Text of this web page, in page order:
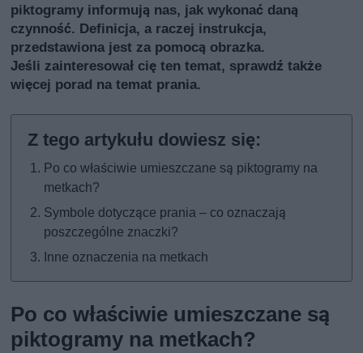
piktogramy informują nas, jak wykonać daną
czynność. Definicja, a raczej instrukcja,
przedstawiona jest za pomocą obrazka.
Jeśli zainteresował cię ten temat, sprawdź także
więcej porad na temat prania.
Po co właściwie umieszczane są piktogramy na
metkach?
Symbole dotyczące prania – co oznaczają
poszczególne znaczki?
Inne oznaczenia na metkach
Po co właściwie umieszczane są
piktogramy na metkach?